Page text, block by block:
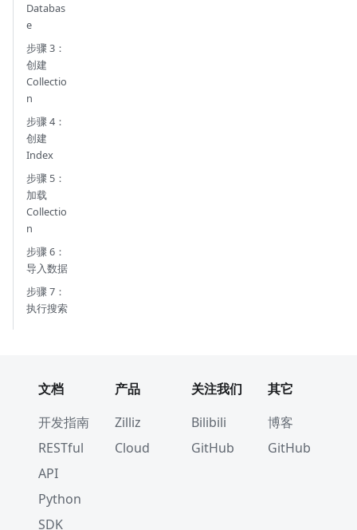
Databas
e
步骤 3：
创建
Collectio
n
步骤 4：
创建
Index
步骤 5：
加载
Collectio
n
步骤 6：
导入数据
步骤 7：
执行搜索
文档
开发指南
RESTful
API
Python
SDK
产品
Zilliz
Cloud
关注我们
Bilibili
GitHub
其它
博客
GitHub